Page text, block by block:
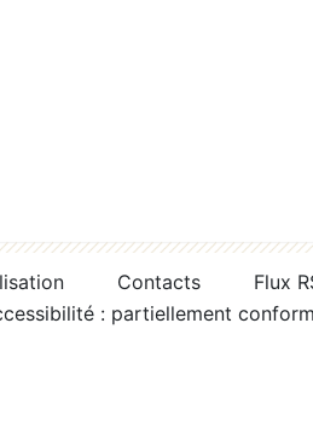
Contacts
Flux
: partiellement